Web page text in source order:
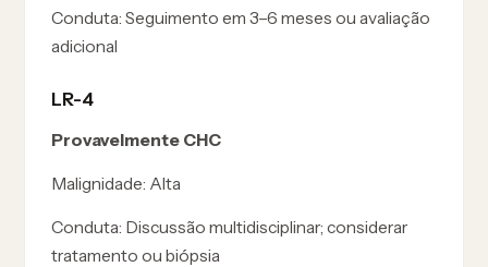
Conduta: Seguimento em 3–6 meses ou avaliação
adicional
LR-4
Provavelmente CHC
Malignidade: Alta
Conduta: Discussão multidisciplinar; considerar
tratamento ou biópsia